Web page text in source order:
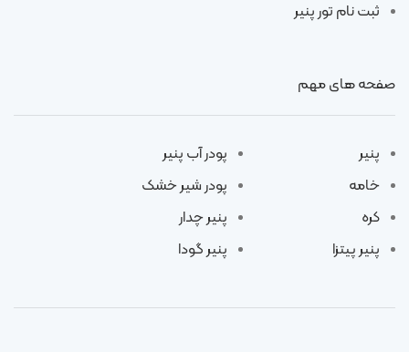
ثبت نام تور پنیر
صفحه های مهم
پنیر
خامه
کره
پنیر پیتزا
پودر آب پنیر
پودر شیر خشک
پنیر چدار
پنیر گودا